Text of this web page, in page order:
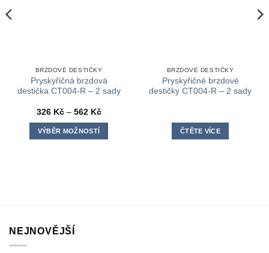
BRZDOVÉ DESTIČKY
Pryskyřičná brzdová
destička CT004-R – 2 sady
326 Kč – 562 KčRozpětí
VÝBĚR MOŽNOSTÍ
vybrat
BRZDOVÉ DESTIČKY
Pryskyřičné brzdové
destičky CT004-R – 2 sady
ČTĚTE VÍCE
NEJNOVĚJŠÍ